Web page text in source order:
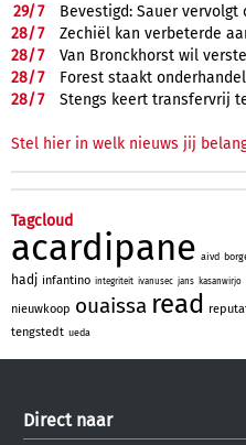
29/7
Bevestigd: Sauer
28/7
Zechiël kan verbeterde
28/7
Van Bronckhorst wil
28/7
Forest staakt
28/7 Stengs keert transfervrij
Stel hier in welk nieuws jij
Tagcloud
acardipane aivd
hadj infantino integriteit ivanusec jans kasanwirjo
nieuwkoop ouaissa read
tengstedt ueda
Direct naar